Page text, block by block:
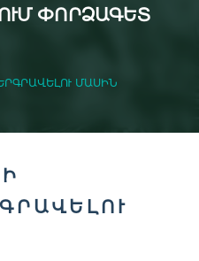
ՓՈՐՁԱԳԵՏ
ՄԱՍԻՆ